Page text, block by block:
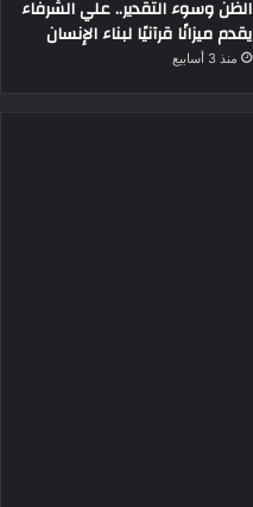
الظن وسوء التقدير.. علي الشرفاء
يقدم ميزانًا قرآنيًا لبناء الإنسان
منذ 3 أسابيع